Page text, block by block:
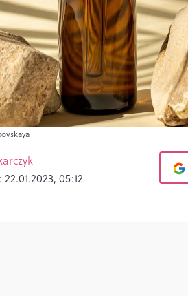
22.01.2023, 05:12